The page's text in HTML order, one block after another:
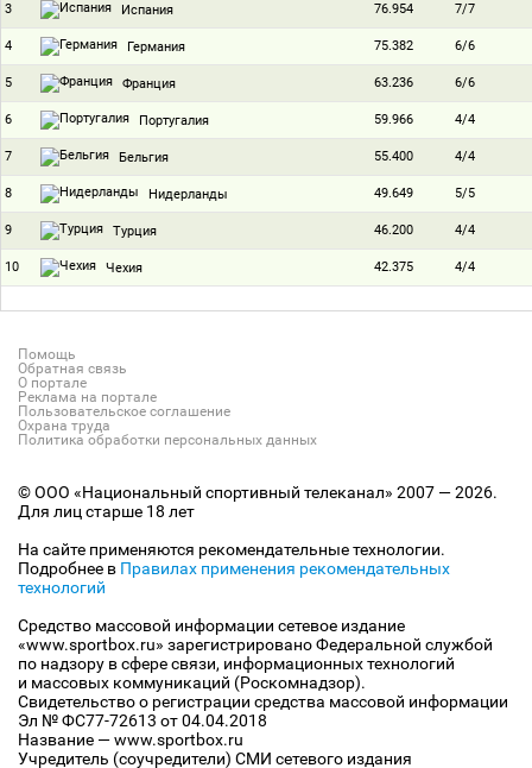
3 Испания 76.954 7/7
4 Германия 75.382 6/6
5 Франция 63.236 6/6
6 Португалия 59.966 4/4
7 Бельгия 55.400 4/4
8 Нидерланды 49.649 5/5
9 Турция 46.200 4/4
10 Чехия 42.375 4/4
Помощь
Обратная связь
О портале
Реклама на портале
Пользовательское соглашение
Охрана труда
Политика обработки персональных данных
© ООО «Национальный спортивный телеканал» 2007 — 2026.
Для лиц старше 18 лет
На сайте применяются рекомендательные технологии.
Подробнее в Правилах применения рекомендательных
технологий
Средство массовой информации сетевое издание
«www.sportbox.ru» зарегистрировано Федеральной службой
по надзору в сфере связи, информационных технологий
и массовых коммуникаций (Роскомнадзор).
Свидетельство о регистрации средства массовой информации
Эл № ФС77-72613 от 04.04.2018
Название — www.sportbox.ru
Учредитель (соучредители) СМИ сетевого издания